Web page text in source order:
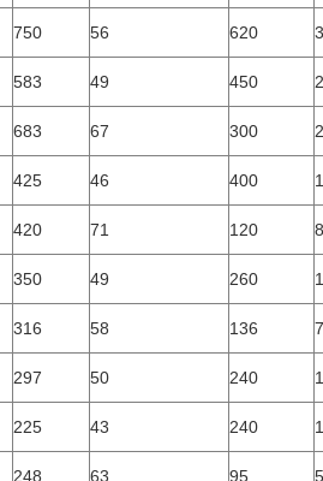
750 56 620
583 49 450
683 67 300
425 46 400
420 71 120
350 49 260
316 58 136
297 50 240
225 43 240
248 63 95